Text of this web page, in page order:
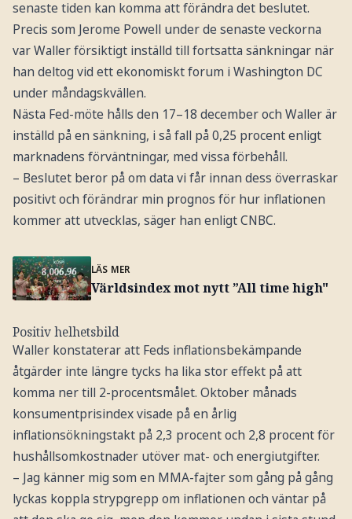
senaste tiden kan komma att förändra det beslutet.
Precis som Jerome Powell under de senaste veckorna
var Waller försiktigt inställd till fortsatta sänkningar när
han deltog vid ett ekonomiskt forum i Washington DC
under måndagskvällen.
Nästa Fed-möte hålls den 17–18 december och Waller är
inställd på en sänkning, i så fall på 0,25 procent enligt
marknadens förväntningar, med vissa förbehåll.
– Beslutet beror på om data vi får innan dess överraskar
positivt och förändrar min prognos för hur inflationen
kommer att utvecklas, säger han enligt CNBC.
LÄS MER
Världsindex mot nytt ”All time high"
Positiv helhetsbild
Waller konstaterar att Feds inflationsbekämpande
åtgärder inte längre tycks ha lika stor effekt på att
komma ner till 2-procentsmålet. Oktober månads
konsumentprisindex visade på en årlig
inflationsökningstakt på 2,3 procent och 2,8 procent för
hushållsomkostnader utöver mat- och energiutgifter.
– Jag känner mig som en MMA-fajter som gång på gång
lyckas koppla strypgrepp om inflationen och väntar på